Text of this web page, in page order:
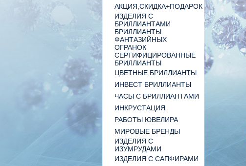
АКЦИЯ,СКИДКА+ПОДАРОК
ИЗДЕЛИЯ С
БРИЛЛИАНТАМИ
БРИЛЛИАНТЫ
ФАНТАЗИЙНЫХ
ОГРАНОК
СЕРТИФИЦИРОВАННЫЕ
БРИЛЛИАНТЫ
ЦВЕТНЫЕ БРИЛЛИАНТЫ
ИНВЕСТ БРИЛЛИАНТЫ
ЧАСЫ С БРИЛЛИАНТАМИ
ИНКРУСТАЦИЯ
РАБОТЫ ЮВЕЛИРА
МИРОВЫЕ БРЕНДЫ
ИЗДЕЛИЯ С
ИЗУМРУДАМИ
ИЗДЕЛИЯ С САПФИРАМИ